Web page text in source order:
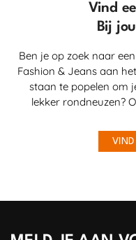
Vind
Bij
Ben je op zoek naar
Fashion & Jeans aan
staan te popelen om
lekker rondneuzen?
VIND